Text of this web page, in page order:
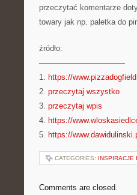
przeczytać komentarze
towary jak np. paletka do
źródło:
———————————
1. https://
2. przeczytaj wszystko
3. przeczytaj wpis
4. https://
5. https://
CATEGORIES: INSPIRACJE
Comments are closed.